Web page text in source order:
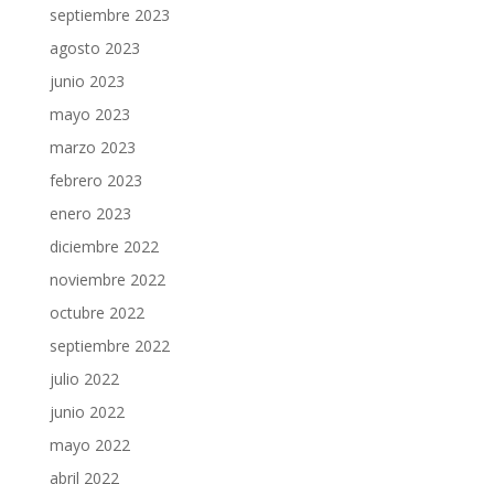
septiembre 2023
agosto 2023
junio 2023
mayo 2023
marzo 2023
febrero 2023
enero 2023
diciembre 2022
noviembre 2022
octubre 2022
septiembre 2022
julio 2022
junio 2022
mayo 2022
abril 2022